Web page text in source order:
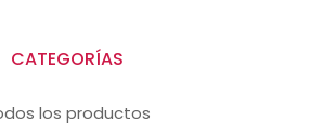
CATEGORÍAS
los productos